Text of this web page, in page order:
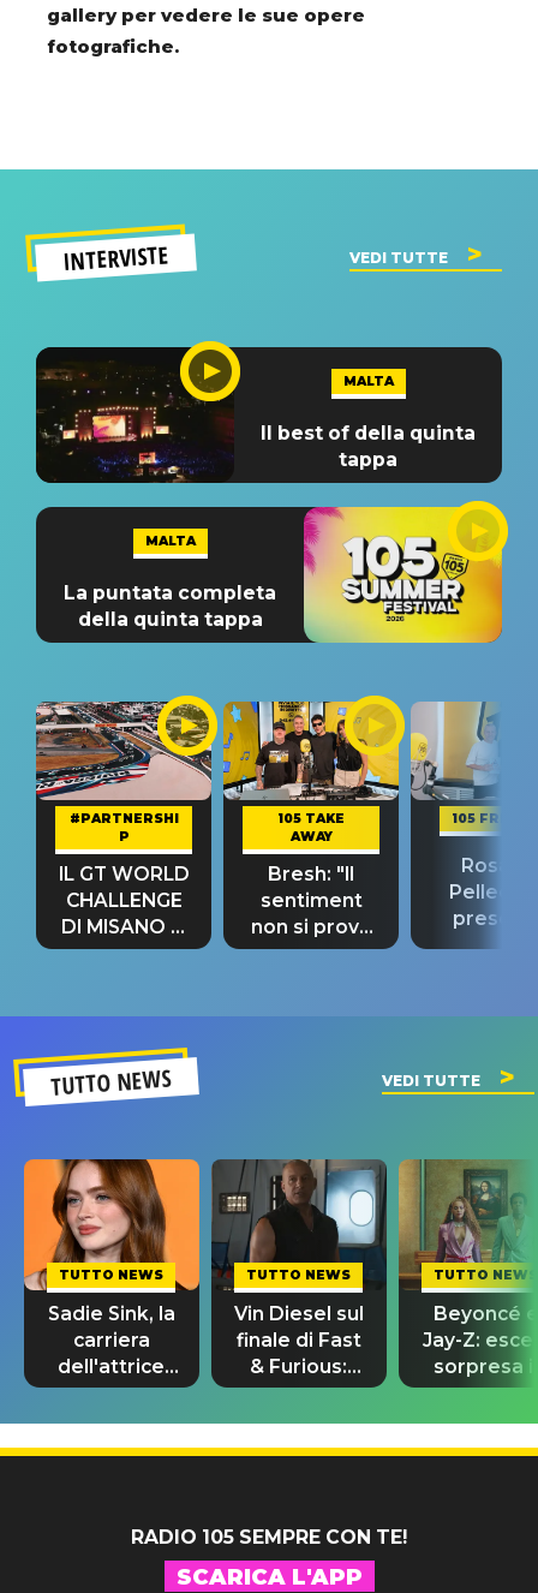
gallery per vedere le sue opere
fotografiche.
INTERVISTE VEDI TUTTE
MALTA
Il best of della quinta
tappa
MALTA
La puntata completa
della quinta tappa
#PARTNERSHI
P
IL GT WORLD
CHALLENGE
DI MISANO si
riconferma
105 TAKE
AWAY
Bresh: "Il
sentiment
non si prova
fino alla notte
105
Rosario
“Così
TUTTO NEWS VEDI TUTTE
TUTTO NEWS
Sadie Sink, la
carriera
dell'attrice
da Stranger
Things a
Spider-Man
TUTTO NEWS
Vin Diesel sul
finale di Fast
& Furious:
“Sto ancora
piangendo”
TUTTO NEWS
Beyoncé e
Jay-Z: esce
sorpresa il
remix di
“Morning
Dew
RADIO 105 SEMPRE CON TE!
SCARICA L'APP